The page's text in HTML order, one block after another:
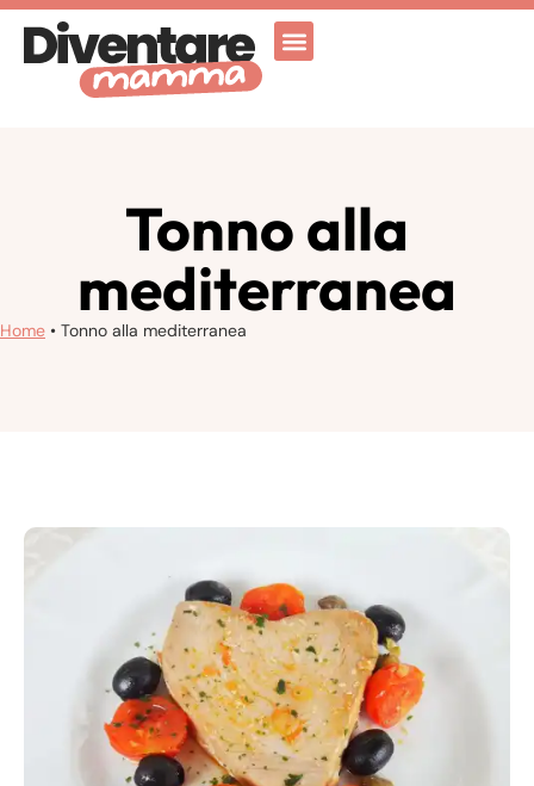
Tonno alla
mediterranea
Home • Tonno alla mediterranea